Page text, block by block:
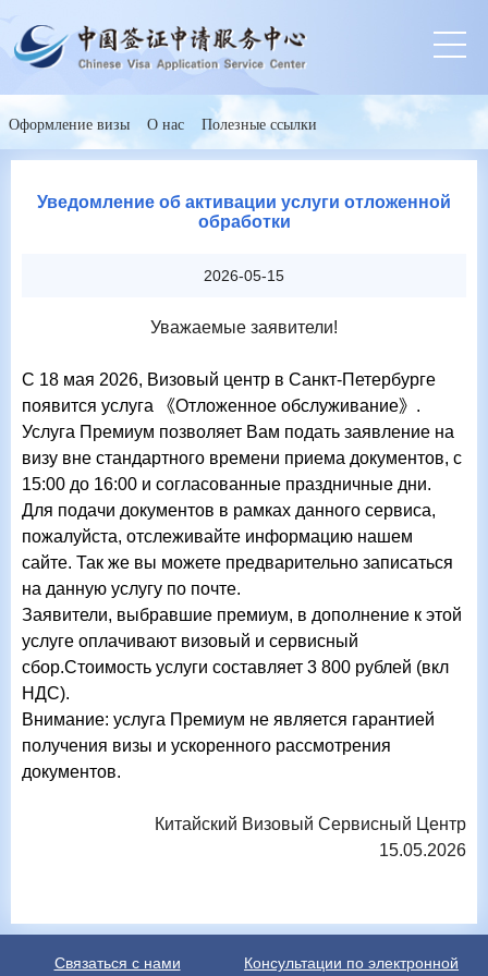
Оформление визы О нас Полезные ссылки
Уведомление об активации услуги отложенной
обработки
2026-05-15
Уважаемые заявители!
С 18 мая 2026, Визовый центр в Санкт-Петербурге
появится услуга
《Отложенное обслуживание》 .
Услуга Премиум позволяет Вам подать заявление на
визу вне стандартного времени приема документов, с
15:00 до 16:00 и согласованные праздничные дни.
Для подачи документов в рамках данного сервиса,
пожалуйста, отслеживайте информацию нашем
сайте. Так же вы можете предварительно записаться
на данную услугу по почте.
Заявители, выбравшие премиум, в дополнение к этой
услуге оплачивают визовый и сервисный
сбор.Стоимость услуги составляет 3 800 рублей (вкл
НДС).
Внимание: услуга Премиум не является гарантией
получения визы и ускоренного рассмотрения
документов.
Китайский Визовый Сервисный Центр
15.05.2026
Связаться с нами
Консультации по электронной